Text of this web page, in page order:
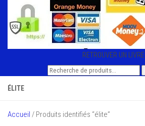
RETROUVER UN LIVRE
Recherche
ÉLITE
Accueil / Produits identifiés “élite”